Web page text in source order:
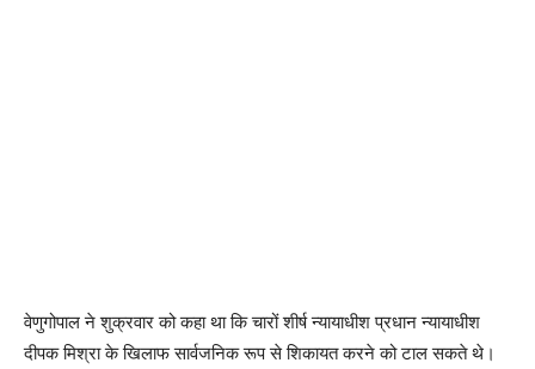
वेणुगोपाल ने शुक्रवार को कहा था कि चारों शीर्ष न्यायाधीश प्रधान न्यायाधीश
दीपक मिश्रा के खिलाफ सार्वजनिक रूप से शिकायत करने को टाल सकते थे।